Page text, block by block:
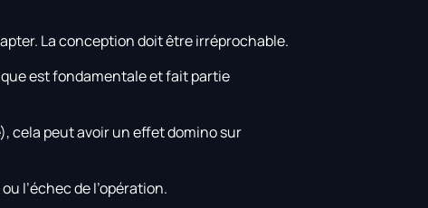
La conception doit être irréprochable.
est fondamentale et fait partie
cela peut avoir un effet domino sur
l’échec de l’opération.